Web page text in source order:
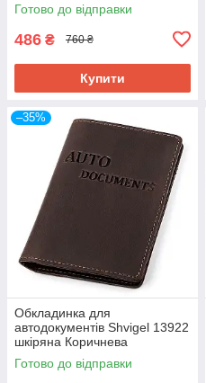
Готово до відправки
486 ₴ 760 ₴
Купити
–35%
Обкладинка для
автодокументів Shvigel 13922
шкіряна Коричнева
Готово до відправки